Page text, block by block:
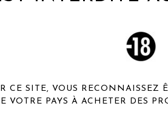
CE SITE, VOUS RECONNAISSEZ
VOTRE PAYS À ACHETER DES